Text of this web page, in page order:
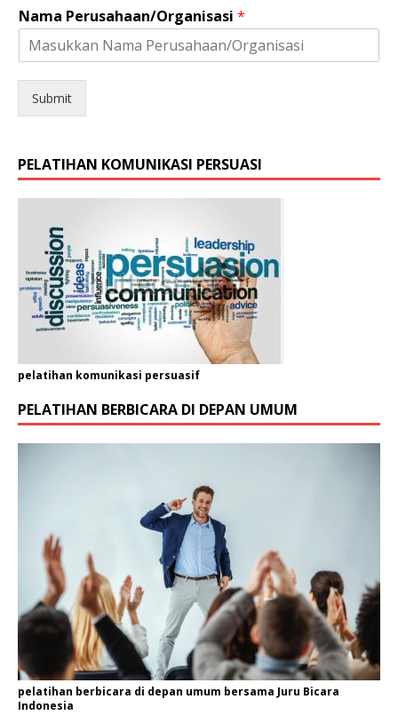
Nama Perusahaan/Organisasi *
Submit
PELATIHAN KOMUNIKASI PERSUASI
pelatihan komunikasi persuasif
PELATIHAN BERBICARA DI DEPAN UMUM
pelatihan berbicara di depan umum bersama Juru Bicara
Indonesia